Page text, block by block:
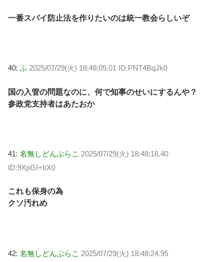
一番スパイ防止法を作りたいのは統一教会らしいぞ
40: ふ 2025/07/29(火) 18:48:05.01 ID:PNT4BqJk0
国の入管の問題なのに、何で知事のせいにするんや？
参政党支持者はあたおか
41: 名無しどんぶらこ 2025/07/29(火) 18:48:18.40
ID:9XpGI+bX0
これも保身の為
クソ汚れめ
42: 名無しどんぶらこ 2025/07/29(火) 18:48:24.95